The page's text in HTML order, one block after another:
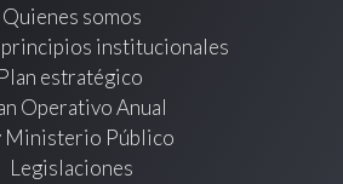
Quienes somos
principios institucionales
Plan estratégico
Operativo Anual
Ministerio Público
Legislaciones